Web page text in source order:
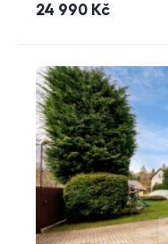
cena
24 990 Kč